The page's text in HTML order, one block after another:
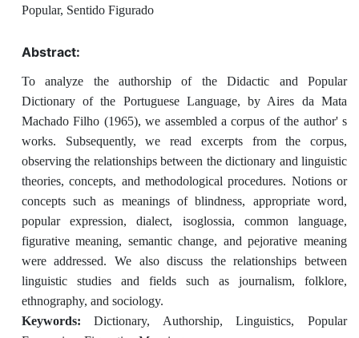
Popular, Sentido Figurado
Abstract:
To analyze the authorship of the Didactic and Popular
Dictionary of the Portuguese Language, by Aires da Mata
Machado Filho (1965), we assembled a corpus of the author' s
works. Subsequently, we read excerpts from the corpus,
observing the relationships between the dictionary and linguistic
theories, concepts, and methodological procedures. Notions or
concepts such as meanings of blindness, appropriate word,
popular expression, dialect, isoglossia, common language,
figurative meaning, semantic change, and pejorative meaning
were addressed. We also discuss the relationships between
linguistic studies and fields such as journalism, folklore,
ethnography, and sociology.
Keywords:Dictionary, Authorship, Linguistics, Popular